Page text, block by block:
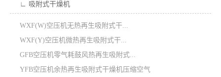
∟ 吸附式干燥机
WXF(W)空压机无热再生吸附式干...
WXF(Y)空压机微热再生吸附式干...
GFB空压机零气耗鼓风热再生吸附式...
YFB空压机余热再生吸附式干燥机压缩空气